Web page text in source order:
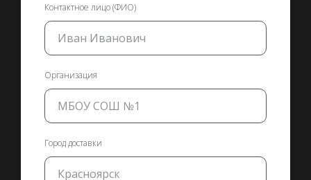
Контактное лицо (ФИО)
Организация
Город доставки